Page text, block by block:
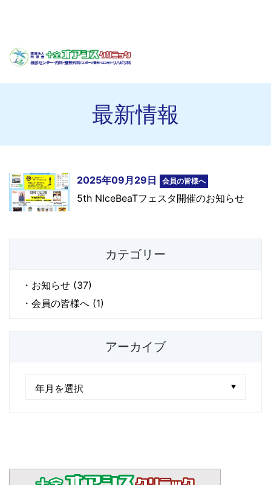
最新情報
2025年09月29日 会員の皆様へ
5th NIceBeaTフェスタ開催のお知らせ
カテゴリー
お知らせ (37)
会員の皆様へ (1)
アーカイブ